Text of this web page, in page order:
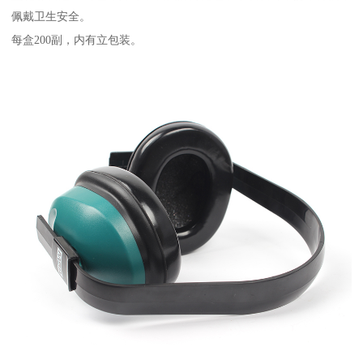
佩戴卫生安全。
每盒200副，内有立包装。